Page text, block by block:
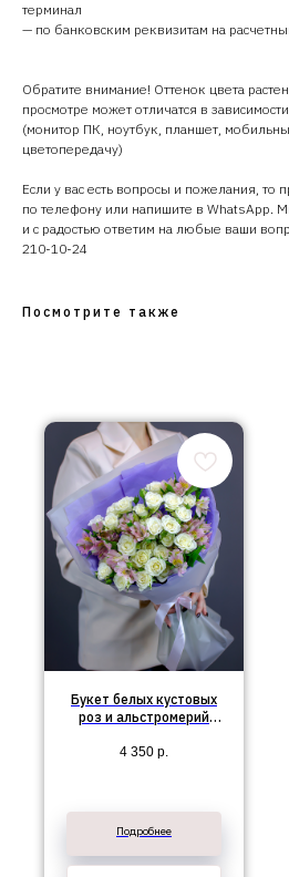
терминал
— по банковским реквизитам на
Обратите внимание! Оттенок цвета
просмотре может отличатся в
(монитор ПК, ноутбук, планшет,
цветопередачу)
Если у вас есть вопросы и пожелания, то
по телефону или напишите в WhatsApp.
и с радостью ответим на любые ваши
210-10-24
Посмотрите также
Букет белых кустовых
роз и альстромерий
4 350 р.
Подробнее